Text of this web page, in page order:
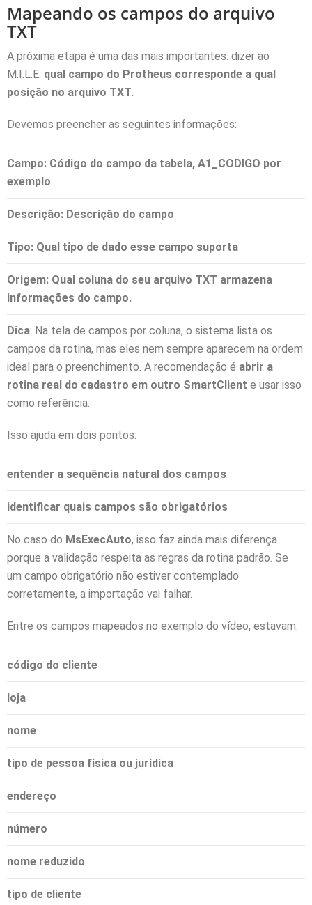
Mapeando os campos do arquivo
TXT
A próxima etapa é uma das mais importantes: dizer ao
M.I.L.E. qual campo do Protheus corresponde a qual
posição no arquivo TXT
Devemos preencher as seguintes informações:
Campo: Código do campo da tabela, A1_CODIGO por
exemplo
Descrição: Descrição do campo
Tipo: Qual tipo de dado esse campo suporta
Origem: Qual coluna do seu arquivo TXT armazena
informações do campo.
Dica: Na tela de campos por coluna, o sistema lista os
campos da rotina, mas eles nem sempre aparecem na ordem
ideal para o preenchimento. A recomendação é abrir a
rotina real do cadastro em outro SmartClient e usar isso
como referência.
Isso ajuda em dois pontos:
entender a sequência natural dos campos
identificar quais campos são obrigatórios
No caso do MsExecAuto, isso faz ainda mais diferença
porque a validação respeita as regras da rotina padrão. Se
um campo obrigatório não estiver contemplado
corretamente, a importação vai falhar.
Entre os campos mapeados no exemplo do vídeo, estavam:
código do cliente
loja
nome
tipo de pessoa física ou jurídica
endereço
número
nome reduzido
tipo de cliente